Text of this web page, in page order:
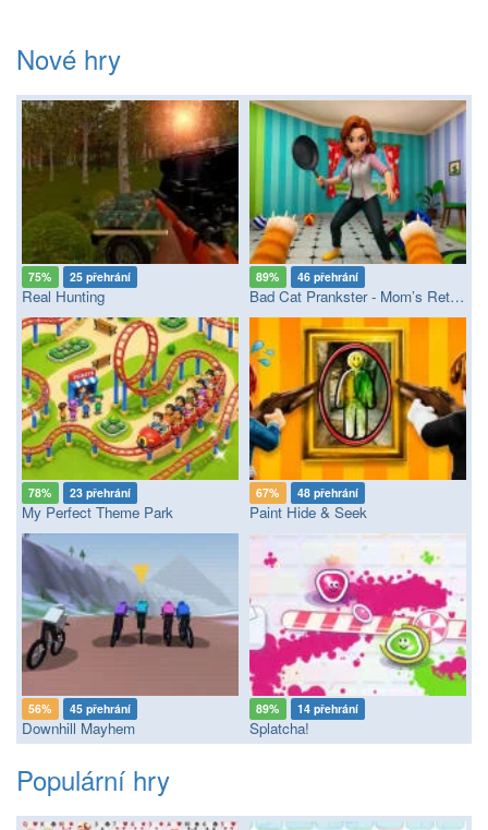
Nové hry
75% 25 přehrání
Real Hunting
89% 46 přehrání
Bad Cat Prankster - Mom’s Return
78% 23 přehrání
My Perfect Theme Park
67% 48 přehrání
Paint Hide & Seek
56% 45 přehrání
Downhill Mayhem
89% 14 přehrání
Splatcha!
Populární hry